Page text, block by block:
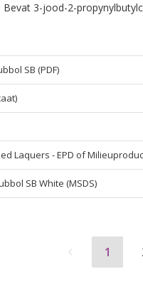
3-jood-2-
SB (PDF)
Laquers - EPD of
SB White (MSDS)
1